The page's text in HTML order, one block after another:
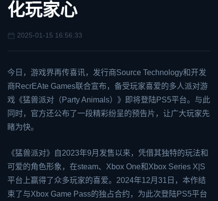
化玩家心
2025-01-15 16:56:33
今日，游戏界再传喜讯，发行商Source Technology和开发
商RecrEAte Games联合宣布，备受玩家喜爱的多人派对游
戏《猛兽派对（Party Animals）》即将登陆PS5平台。与此
同时，官方还公布了一段精彩纷呈的预告片，让广大玩家先
睹为快。
《猛兽派对》自2023年9月发售以来，凭借其独特的玩法和
可爱的角色形象，在steam、 Xbox One和Xbox Series X|S
平台上赢得了众多玩家的喜爱。2024年12月31日，本作结
束了与Xbox Game Pass的独占合约，为此次登陆PS5平台